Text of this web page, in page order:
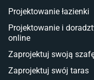
Płytki na balkon
Lampy stojące LED
Płytki
Płytki Cersanit
Projektowanie łazienki
Projektowanie i
online
Zaprojektuj swoją
Zaprojektuj swój taras